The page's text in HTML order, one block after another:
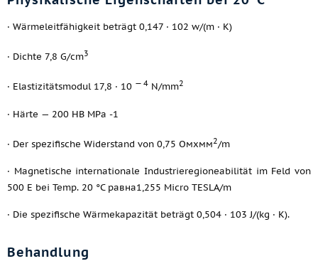
· Wärmeleitfähigkeit beträgt 0,147 · 102 w/(m · K)
· Dichte 7,8 G/cm3
· Elastizitätsmodul 17,8 · 10 — 4 N/mm2
· Härte — 200 HB MPa -1
· Der spezifische Widerstand von 0,75 Омхмм2/m
· Magnetische internationale Industrieregioneabilität im Feld von
500 E bei Temp. 20 °C равна1,255 Micro TESLA/m
· Die spezifische Wärmekapazität beträgt 0,504 · 103 J/(kg · K).
Behandlung